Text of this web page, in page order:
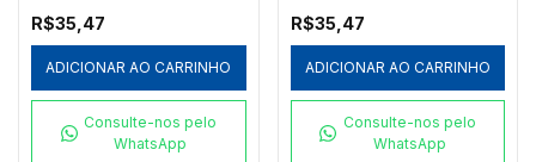
R$35,47
ADICIONAR AO CARRINHO
Consulte-nos pelo
WhatsApp
R$35,47
ADICIONAR AO CARRINHO
Consulte-nos pelo
WhatsApp